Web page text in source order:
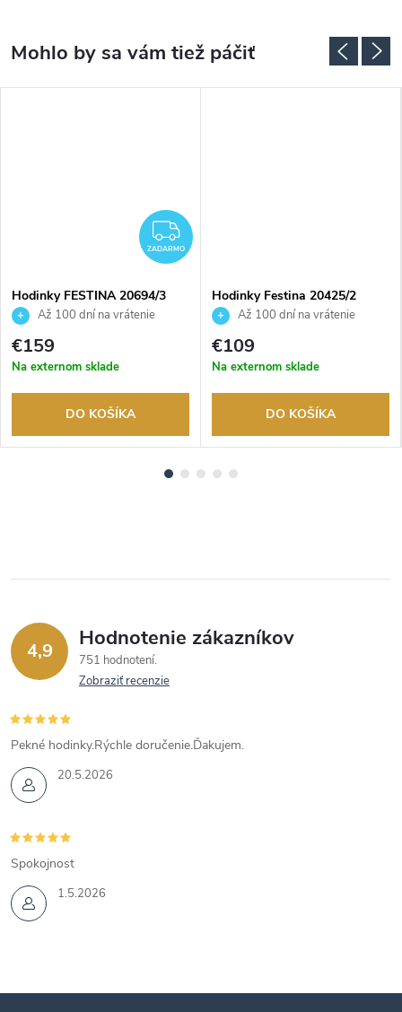
ZADARMO
ZADARMO
Hodinky FESTINA 20694/3
Až 100 dní na vrátenie
tovaru. Autorizovaný predajca.
€159
Na externom sklade
DO KOŠÍKA
Hodinky Festina 20425/2
Až 100 dní na vrátenie
tovaru. Autorizovaný predajca.
€109
Na externom sklade
DO KOŠÍKA
4,9 Hodnotenie zákazníkov
751 hodnotení
Zobraziť recenzie
20.5.2026
Pekné hodinky.Rýchle doručenie.Ďakujem.
1.5.2026
Spokojnost